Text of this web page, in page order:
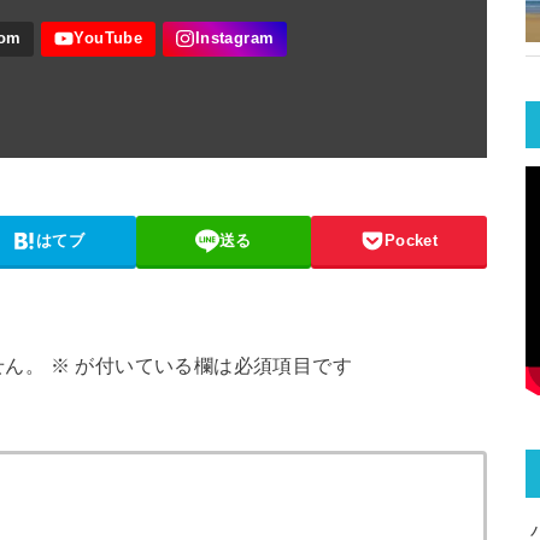
はてブ 送る Pocket
。 ※ が付いている欄は必須項目です